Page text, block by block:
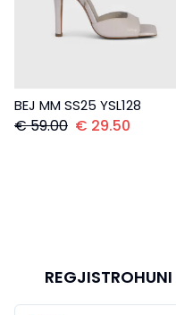
BEJ MM SS25 YSL128
€59.00 € 29.50
REGJISTROHUNI